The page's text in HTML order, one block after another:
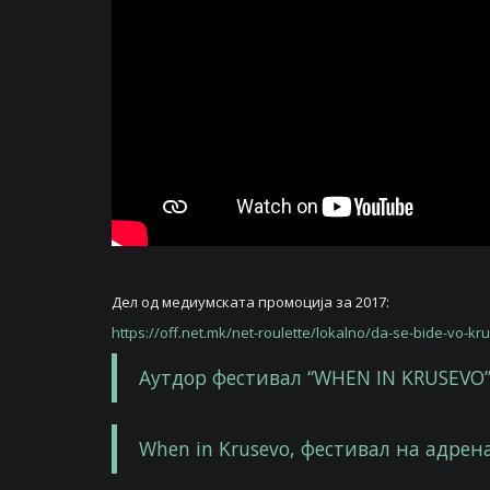
Дел од медиумската промоција за 2017:
https://off.net.mk/net-roulette/lokalno/da-se-bide-vo-
Аутдор фестивал “WHEN IN KRUSEVO”
When in Krusevo, фестивал на